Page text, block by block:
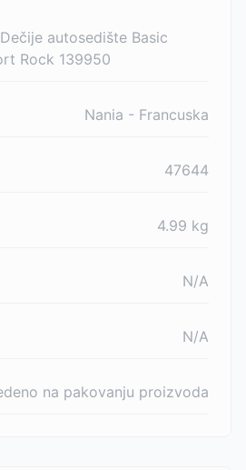
autosedište Basic
Rock 139950
Nania - Francuska
47644
4.99 kg
N/A
N/A
na pakovanju proizvoda